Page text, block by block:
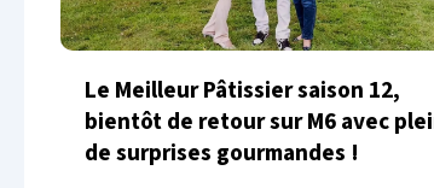
Le Meilleur Pâtissier saison 12,
bientôt de retour sur M6 avec
de surprises gourmandes !